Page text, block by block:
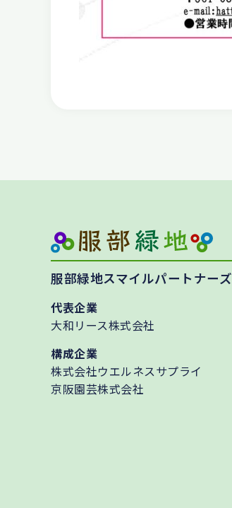
服部緑地スマイルパートナーズ
代表企業
大和リース株式会社
構成企業
株式会社ウエルネスサプライ
京阪園芸株式会社